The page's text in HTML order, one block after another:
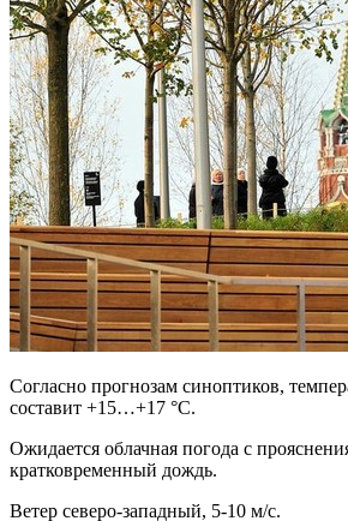
Согласно прогнозам синоптиков,
составит +15…+17 °C.
Ожидается облачная погода с
кратковременный дождь.
Ветер северо-западный, 5-10 м/с.